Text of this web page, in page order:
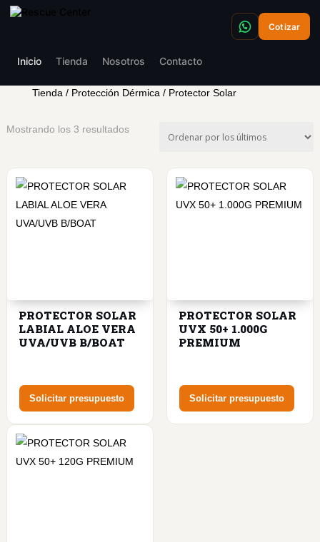
Inicio Tienda Nosotros Contacto
Cotizar
Tienda / Protección Dérmica / Protector Solar
Mostrando los 3 resultadosOrdenado
últimos
PROTECTOR SOLAR
LABIAL ALOE VERA
UVA/UVB B/BOAT
Solicitar presupuesto
PROTECTOR SOLAR
UVX 50+ 1.000G
PREMIUM
Solicitar presupuesto